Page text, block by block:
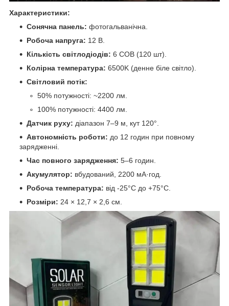
Характеристики:
Сонячна панель: фотогальванічна.
Робоча напруга: 12 В.
Кількість світлодіодів: 6 COB (120 шт).
Колірна температура: 6500K (денне біле світло).
Світловий потік:
50% потужності: ~2200 лм.
100% потужності: 4400 лм.
Датчик руху: діапазон 7–9 м, кут 120°.
Автономність роботи: до 12 годин при повному
зарядженні.
Час повного зарядження: 5–6 годин.
Акумулятор: вбудований, 2200 мА·год.
Робоча температура: від -25°C до +75°C.
Розміри: 24 × 12,7 × 2,6 см.